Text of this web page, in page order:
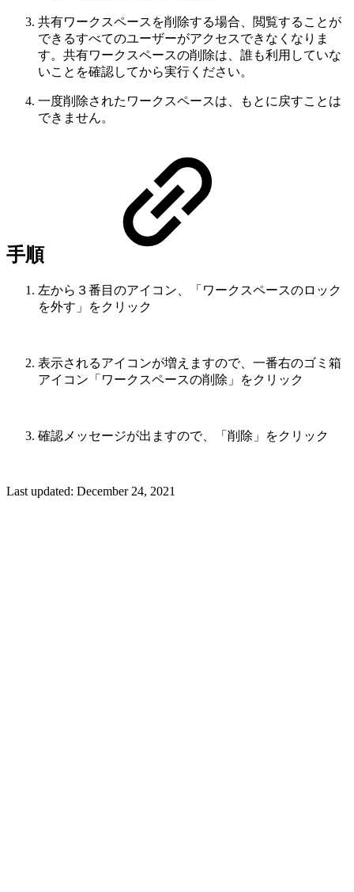
共有ワークスペースを削除する場合、閲覧することが
できるすべてのユーザーがアクセスできなくなりま
す。共有ワークスペースの削除は、誰も利用していな
いことを確認してから実行ください。
一度削除されたワークスペースは、もとに戻すことは
できません。
手順
左から３番目のアイコン、「ワークスペースのロック
を外す」をクリック
表示されるアイコンが増えますので、一番右のゴミ箱
アイコン「ワークスペースの削除」をクリック
確認メッセージが出ますので、「削除」をクリック
Last updated: December 24, 2021